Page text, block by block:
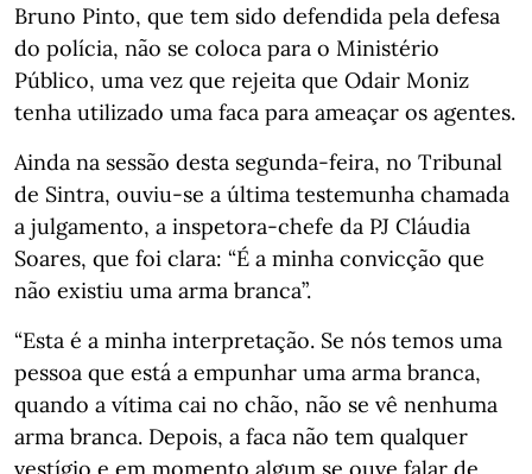
Bruno Pinto, que tem sido defendida pela defesa
do polícia, não se coloca para o Ministério
Público, uma vez que rejeita que Odair Moniz
tenha utilizado uma faca para ameaçar os agentes.
Ainda na sessão desta segunda-feira, no Tribunal
de Sintra, ouviu-se a última testemunha chamada
a julgamento, a inspetora-chefe da PJ Cláudia
Soares, que foi clara: “É a minha convicção que
não existiu uma arma branca”.
“Esta é a minha interpretação. Se nós temos uma
pessoa que está a empunhar uma arma branca,
quando a vítima cai no chão, não se vê nenhuma
arma branca. Depois, a faca não tem qualquer
vestígio e em momento algum se ouve falar de